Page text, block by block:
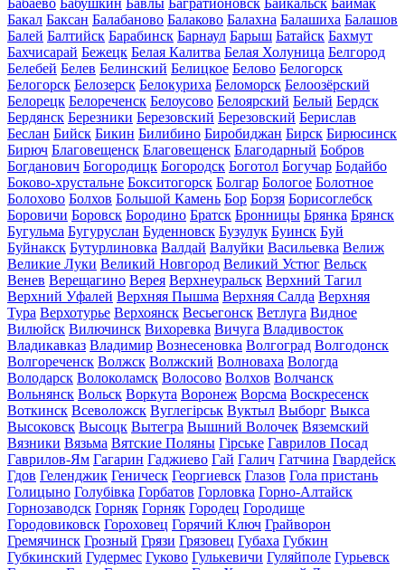
Бабаево Бабушкин Бавлы Багратионовск Байкальск Баймак
Бакал Баксан Балабаново Балаково Балахна Балашиха Балашов
Балей Балтийск Барабинск Барнаул Барыш Батайск Бахмут
Бахчисарай Бежецк Белая Калитва Белая Холуница Белгород
Белебей Белев Белинский Белицкое Белово Белогорск
Белогорск Белозерск Белокуриха Беломорск Белоозёрский
Белорецк Белореченск Белоусово Белоярский Белый Бердск
Бердянск Березники Березовский Березовский Берислав
Беслан Бийск Бикин Билибино Биробиджан Бирск Бирюсинск
Бирюч Благовещенск Благовещенск Благодарный Бобров
Богданович Богородицк Богородск Боготол Богучар Бодайбо
Боково-хрустальне Бокситогорск Болгар Бологое Болотное
Болохово Болхов Большой Камень Бор Борзя Борисоглебск
Боровичи Боровск Бородино Братск Бронницы Брянка Брянск
Бугульма Бугуруслан Буденновск Бузулук Буинск Буй
Буйнакск Бутурлиновка Валдай Валуйки Васильевка Велиж
Великие Луки Великий Новгород Великий Устюг Вельск
Венев Верещагино Верея Верхнеуральск Верхний Тагил
Верхний Уфалей Верхняя Пышма Верхняя Салда Верхняя
Тура Верхотурье Верхоянск Весьегонск Ветлуга Видное
Вилюйск Вилючинск Вихоревка Вичуга Владивосток
Владикавказ Владимир Вознесеновка Волгоград Волгодонск
Волгореченск Волжск Волжский Волноваха Вологда
Володарск Волоколамск Волосово Волхов Волчанск
Вольнянск Вольск Воркута Воронеж Ворсма Воскресенск
Воткинск Всеволожск Вуглегірськ Вуктыл Выборг Выкса
Высоковск Высоцк Вытегра Вышний Волочек Вяземский
Вязники Вязьма Вятские Поляны Гірське Гаврилов Посад
Гаврилов-Ям Гагарин Гаджиево Гай Галич Гатчина Гвардейск
Гдов Геленджик Геническ Георгиевск Глазов Гола пристань
Голицыно Голубівка Горбатов Горловка Горно-Алтайск
Горнозаводск Горняк Горняк Городец Городище
Городовиковск Гороховец Горячий Ключ Грайворон
Гремячинск Грозный Грязи Грязовец Губаха Губкин
Губкинский Гудермес Гуково Гулькевичи Гуляйполе Гурьевск